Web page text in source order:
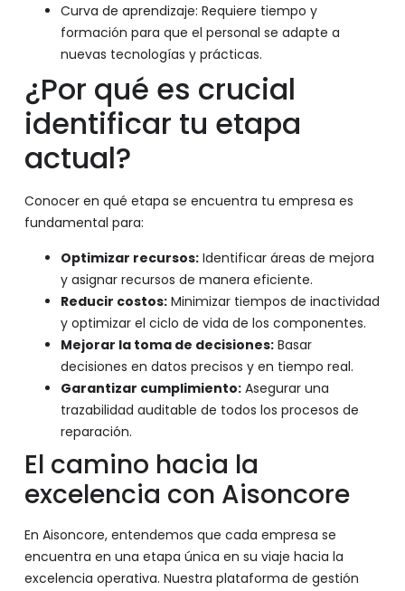
Curva de aprendizaje: Requiere tiempo y
formación para que el personal se adapte a
nuevas tecnologías y prácticas.
¿Por qué es crucial
identificar tu etapa
actual?
Conocer en qué etapa se encuentra tu empresa es
fundamental para:
Optimizar recursos:Identificar áreas de mejora
y asignar recursos de manera eficiente.
Reducir costos:Minimizar tiempos de inactividad
y optimizar el ciclo de vida de los componentes.
Mejorar la toma de decisiones:Basar
decisiones en datos precisos y en tiempo real.
Garantizar cumplimiento:Asegurar una
trazabilidad auditable de todos los procesos de
reparación.
El camino hacia la
excelencia con Aisoncore
En Aisoncore, entendemos que cada empresa se
encuentra en una etapa única en su viaje hacia la
excelencia operativa. Nuestra plataforma de gestión